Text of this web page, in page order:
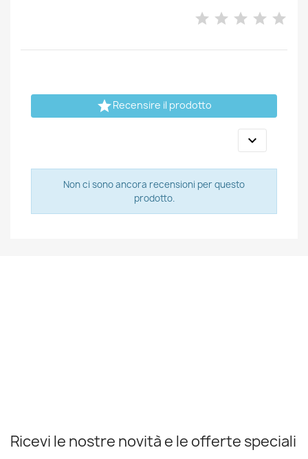
Recensire il prodotto

Non ci sono ancora recensioni per questo
prodotto.
Ricevi le nostre novità e le offerte speciali